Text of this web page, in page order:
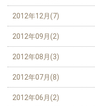
2012年12月(7)
2012年09月(2)
2012年08月(3)
2012年07月(8)
2012年06月(2)